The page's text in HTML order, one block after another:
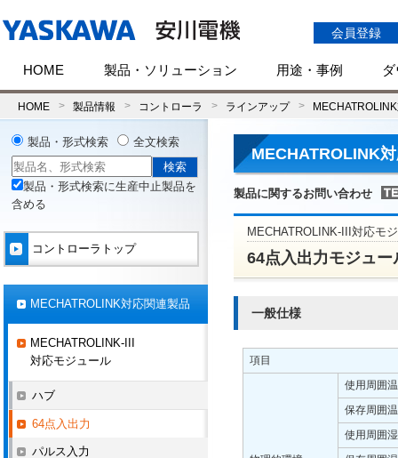
会員登録
HOME 製品・ソリューション 用途・事例
HOME 製品情報 コントローラ ラインアップ
MECHATROLINK
製品に関するお問い合わせ
MECHATROLINK-III対応モ
64点入出力モジュー
一般仕様
項目
使用周囲
保存周囲
使用周囲
製品・形式検索 全文検索
製品・形式検索に生産中止製品を
含める
コントローラトップ
MECHATROLINK対応関連製品
MECHATROLINK-III
対応モジュール
ハブ
64点入出力
パルス入力